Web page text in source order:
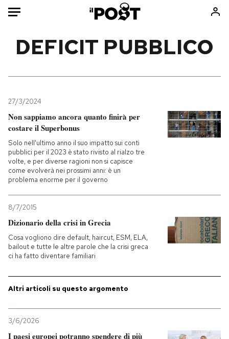
Mondo
Politica
Tecnologia
Internet
Scienza
Cultura
Sport
Consumismi
Ok Boomer!
Media
PODCAST
NEWSLETTER
I MIEI PREFERITI
DEFICIT PUBBLICO
27/3/2024
Non sappiamo ancora quanto finirà per
costare il Superbonus
Solo nell'ultimo anno il suo impatto sui conti
pubblici per il 2023 è stato rivisto al rialzo tre
volte, e per diverse ragioni non si capisce
come evolverà nei prossimi anni: è un
problema enorme per il governo
8/7/2015
Dizionario della crisi in Grecia
Cosa vogliono dire default, haircut, ESM, ELA,
bailout e tutte le altre parole che la crisi greca
ci ha fatto diventare familiari
Altri articoli su questo argomento
3/6/2026
I paesi europei potranno spendere di più